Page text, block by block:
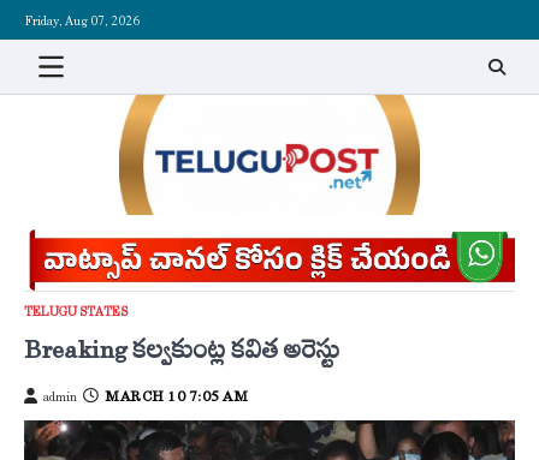
Skip
content
Friday, Aug 07, 2026
TELUGU STATES
Breaking కల్వకుంట్ల కవిత అరెస్టు
admin MARCH 10 7:05 AM